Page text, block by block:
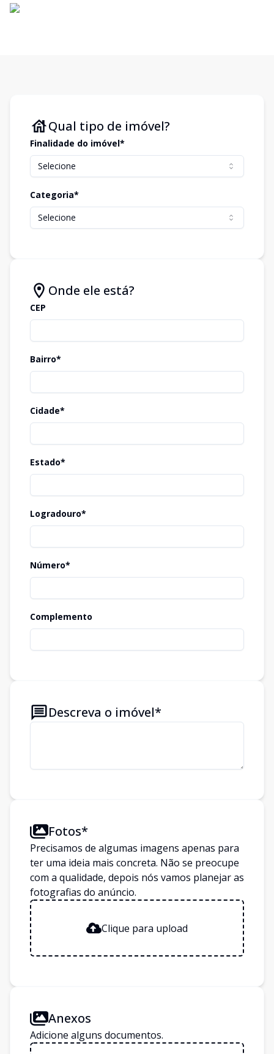
Qual tipo de imóvel?
Finalidade do imóvel*
Selecione
Categoria*
Selecione
Onde ele está?
CEP
Bairro*
Cidade*
Estado*
Logradouro*
Número*
Complemento
Descreva o imóvel*
Fotos*
Precisamos de algumas imagens apenas para
ter uma ideia mais concreta. Não se preocupe
com a qualidade, depois nós vamos planejar as
fotografias do anúncio.
Clique para upload
Anexos
Adicione alguns documentos.